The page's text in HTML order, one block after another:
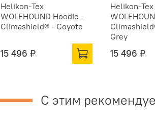
Helikon-Tex
WOLFHOUND Hoodie -
Climashield® - Coyote
15 496 ₽
Helikon-Tex
Grey
15 496 ₽
С этим